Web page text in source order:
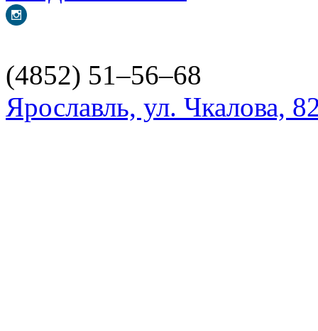
(4852) 51–56–68
Ярославль, ул. Чкалова,